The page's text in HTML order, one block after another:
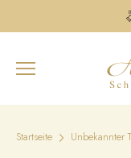
Startseite Unbekannter